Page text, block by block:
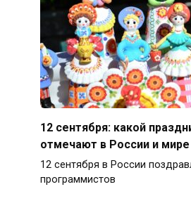
12 сентября: какой
отмечают в России и мире
12 сентября в России
программистов